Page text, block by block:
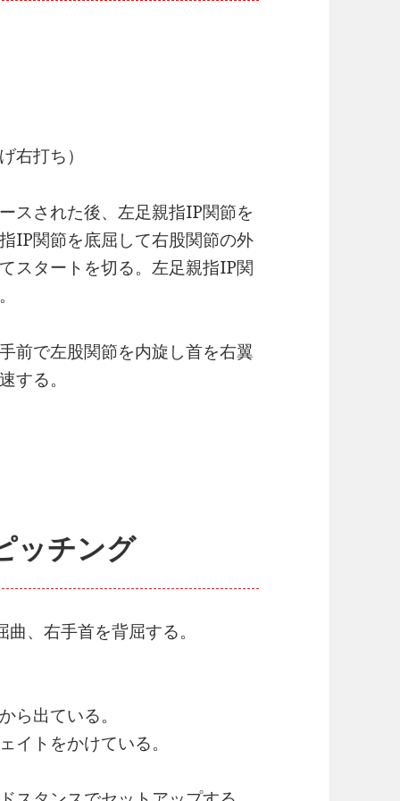
打ち）
スされた後、左足親指IP関節を
IP関節を底屈して右股関節の外
スタートを切る。左足親指IP関
前で左股関節を内旋し首を右翼
する。
ッチング
、右手首を背屈する。
ら出ている。
イトをかけている。